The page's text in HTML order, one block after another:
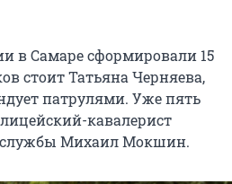
в Самаре сформировали 15
стоит Татьяна Черняева,
патрулями. Уже пять
кавалерист
службы Михаил Мокшин.